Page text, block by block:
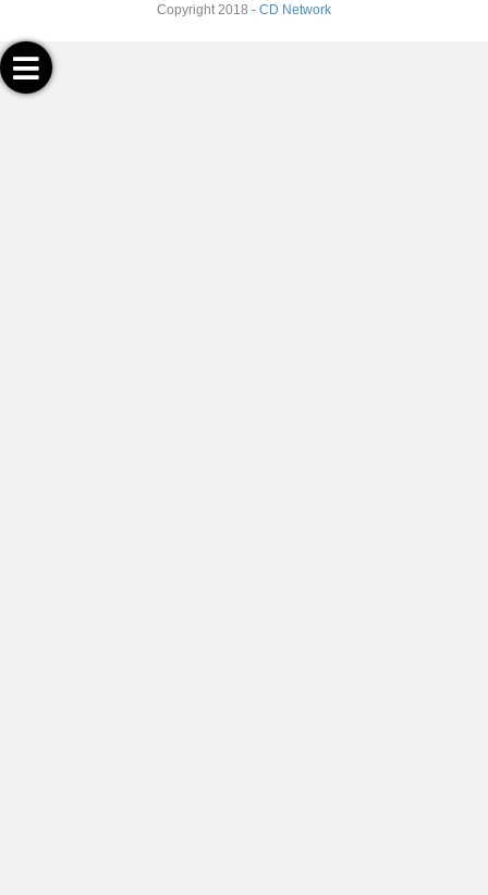
Copyright 2018 - CD Network